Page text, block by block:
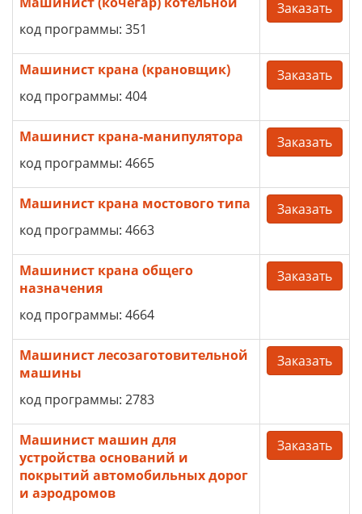
код программы: 351
Заказать
Машинист крана (крановщик)
код программы: 404
Заказать
Машинист крана-манипулятора
код программы: 4665
Заказать
Машинист крана мостового типа
код программы: 4663
Заказать
Машинист крана общего
назначения
код программы: 4664
Заказать
Машинист лесозаготовительной
машины
код программы: 2783
Заказать
Машинист машин для
устройства оснований и
покрытий автомобильных дорог
и аэродромов
Заказать